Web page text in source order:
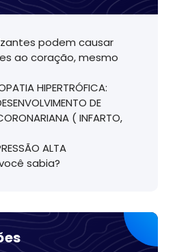
podem causar
ao coração, mesmo
HIPERTRÓFICA:
DE
( INFARTO,
ALTA
sabia?